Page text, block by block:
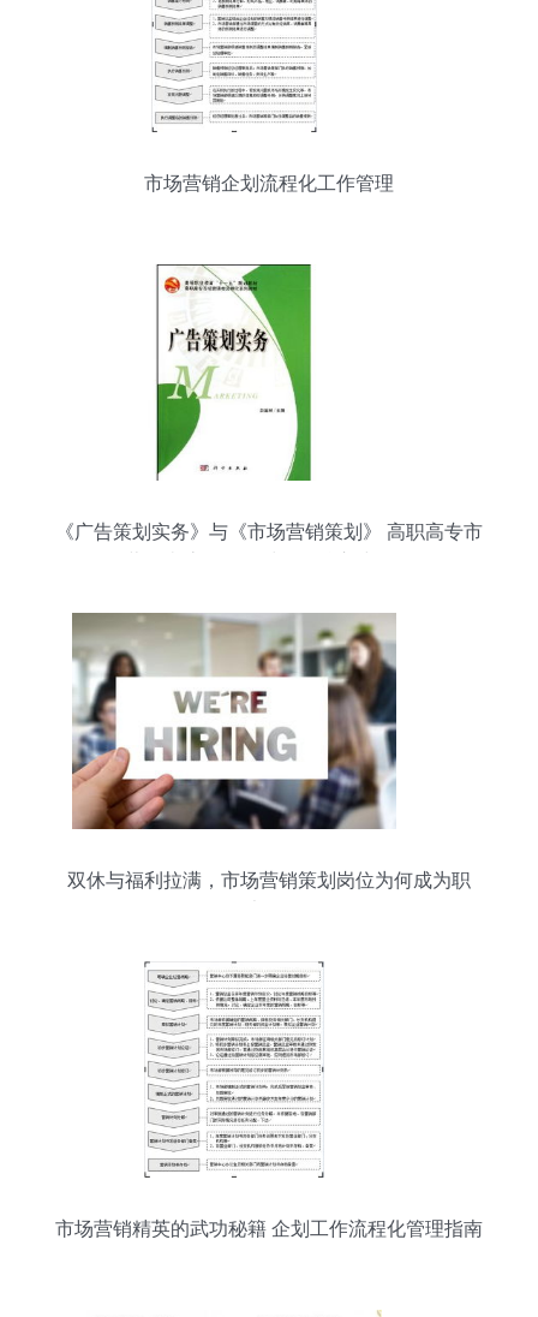
市场营销企划流程化工作管理
《广告策划实务》与《市场营销策划》 高职高专市
双休与福利拉满，市场营销策划岗位为何成为职
市场营销精英的武功秘籍 企划工作流程化管理指南